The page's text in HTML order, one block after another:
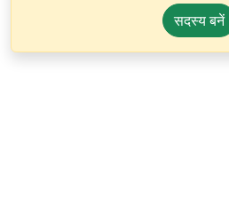
सदस्य बनें